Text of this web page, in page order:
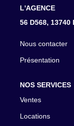
L'AGENCE
56 D568, 13740
Nous contacter
Présentation
NOS SERVICES
Ventes
Locations